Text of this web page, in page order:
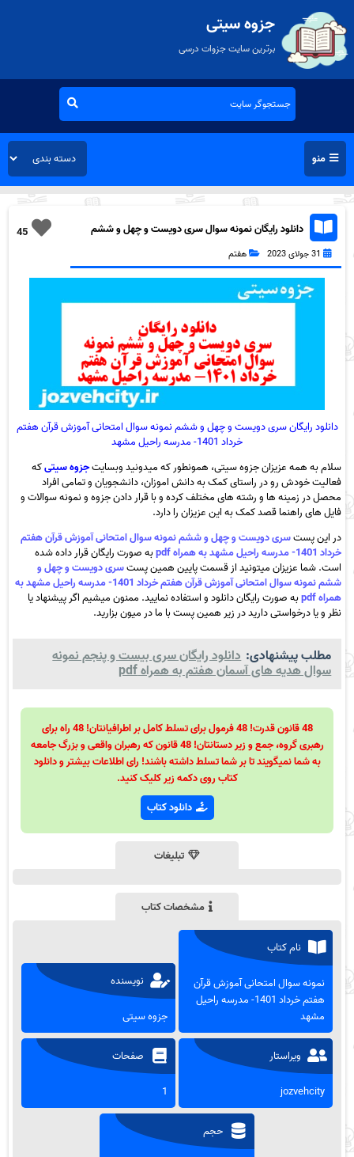
جزوه سیتی
برترین سایت جزوات درسی
منو
45
دانلود رایگان نمونه سوال سری دویست و چهل و ششم
قرآن هفتم به همراه pdf
31 جولای 2023 هفتم
دانلود رایگان سری دویست و چهل و ششم نمونه سوال امتحانی آموزش قرآن هفتم
خرداد 1401- مدرسه راحیل مشهد
سلام به همه عزیزان جزوه سیتی، همونطور که میدونید وبسایتجزوه سیتیکه
فعالیت خودش رو در راستای کمک به دانش اموزان، دانشجویان و تمامی افراد
محصل در زمینه ها و رشته های مختلف کرده و با قرار دادن جزوه و نمونه سوالات و
فایل های راهنما قصد کمک به این عزیزان را دارد.
در این پستسری دویست و چهل و ششم نمونه سوال امتحانی آموزش قرآن هفتم
خرداد 1401- مدرسه راحیل مشهد به همراه pdf
به صورت رایگان قرار داده شده
است. شما عزیزان میتونید از قسمت پایین همین پستسری دویست و چهل و
ششم نمونه سوال امتحانی آموزش قرآن هفتم خرداد 1401- مدرسه راحیل مشهد به
همراه pdf
به صورت رایگان دانلود و استفاده نمایید. ممنون میشیم اگر پیشنهاد یا
نظر و یا درخواستی دارید در زیر همین پست با ما در میون بزارید.
مطلب پیشنهادی: دانلود رایگان سری بیست و پنجم نمونه
سوال هدیه های آسمان هفتم به همراه pdf
48 قانون قدرت! 48 فرمول برای تسلط کامل بر اطرافیانتان! 48 راه برای
رهبری گروه، جمع و زیر دستانتان! 48 قانون که رهبران واقعی و بزرگ جامعه
به شما نمیگویند تا بر شما تسلط داشته باشند! رای اطلاعات بیشتر و دانلود
کتاب روی دکمه زیر کلیک کنید.
دانلود کتاب
تبلیغات
مشخصات کتاب
نام کتاب
نمونه سوال امتحانی آموزش قرآن
هفتم خرداد 1401- مدرسه راحیل
مشهد
نویسنده
جزوه سیتی
ویراستار
jozvehcity
صفحات
1
حجم